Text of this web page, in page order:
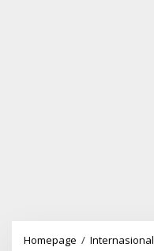
Homepage / Internasional